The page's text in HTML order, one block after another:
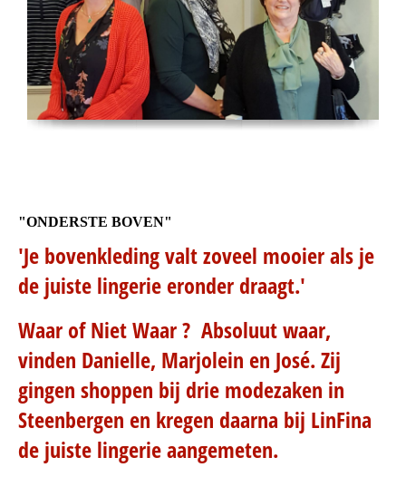
"ONDERSTE BOVEN"
'Je bovenkleding valt zoveel mooier als je
de juiste lingerie eronder draagt.'
Waar of Niet Waar ? Absoluut waar,
vinden Danielle, Marjolein en José. Zij
gingen shoppen bij drie modezaken in
Steenbergen en kregen daarna bij LinFina
de juiste lingerie aangemeten.